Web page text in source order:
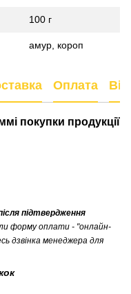
100 г
амур, короп
Оплата
покупки продукції
підтвердження
форму оплати - "онлайн-
дзвінка менеджера для